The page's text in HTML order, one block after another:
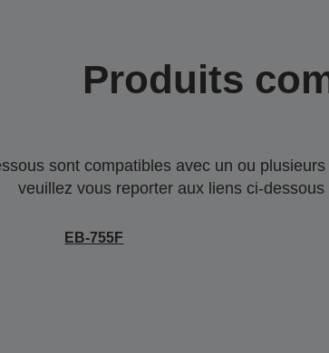
Produits
sont compatibles avec un ou
veuillez vous reporter aux liens ci-
EB-755F